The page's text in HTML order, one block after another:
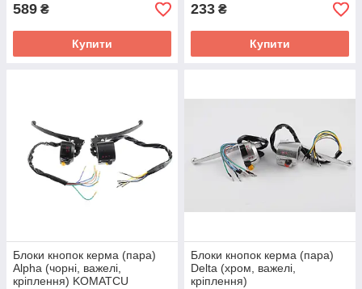
589 ₴
Купити
233 ₴
Купити
Блоки кнопок керма (пара)
Alpha (чорні, важелі,
кріплення) KOMATCU
Блоки кнопок керма (пара)
Delta (хром, важелі,
кріплення)